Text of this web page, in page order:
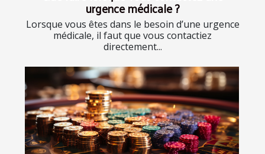
urgence médicale ?
Lorsque vous êtes dans le besoin d’une urgence
médicale, il faut que vous contactiez
directement...